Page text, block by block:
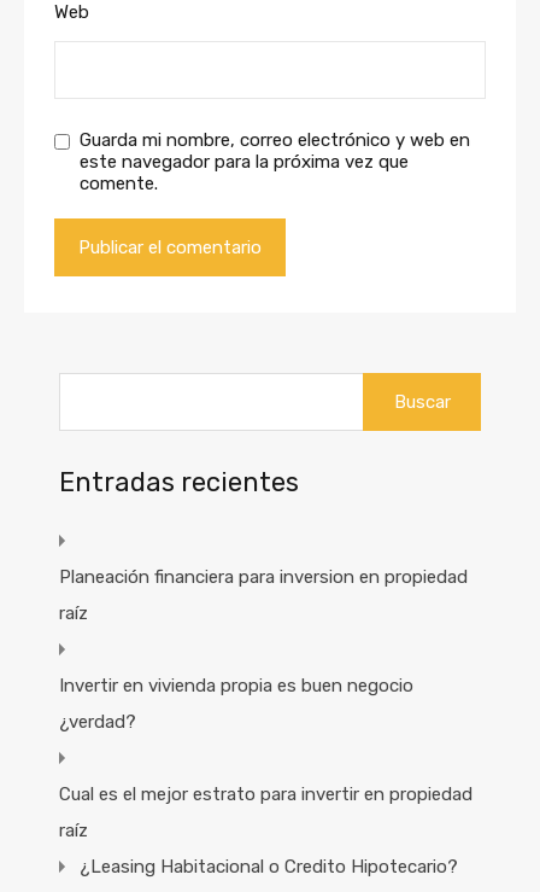
Web
Guarda mi nombre, correo electrónico y web en
este navegador para la próxima vez que
comente.
Entradas recientes
Planeación financiera para inversion en propiedad
raíz
Invertir en vivienda propia es buen negocio
¿verdad?
Cual es el mejor estrato para invertir en propiedad
raíz
¿Leasing Habitacional o Credito Hipotecario?